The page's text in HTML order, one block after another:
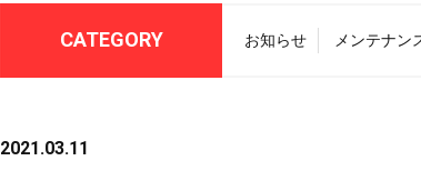
CATEGORY お知らせ メンテナン
2021.03.11